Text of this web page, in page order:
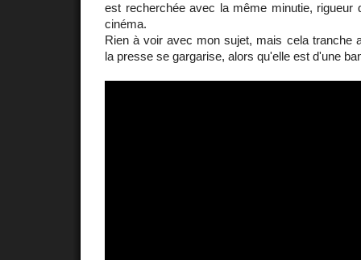
est recherchée avec la même minutie, rigueur
cinéma.
Rien à voir avec mon sujet, mais cela tranche
la presse se gargarise, alors qu'elle est d'une